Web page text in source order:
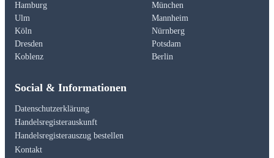
Hamburg
München
Ulm
Mannheim
Köln
Nürnberg
Dresden
Potsdam
Koblenz
Berlin
Social & Informationen
Datenschutzerklärung
Handelsregisterauskunft
Handelsregisterauszug bestellen
Kontakt